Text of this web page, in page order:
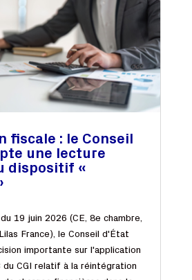
fiscale : le Conseil
une lecture
dispositif «
19 juin 2026 (CE, 8e chambre,
France), le Conseil d'État
importante sur l'application
CGI relatif à la réintégration